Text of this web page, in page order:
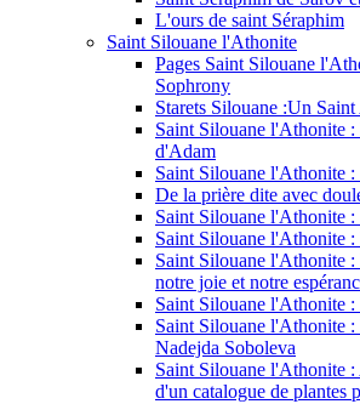
L'ours de saint Séraphim
Saint Silouane l'Athonite
Pages Saint Silouane
Sophrony
Starets Silouane :Un
Saint Silouane l'Athonite :
d'Adam
Saint Silouane l'Athonite :
De la prière dite avec
Saint Silouane l'Athonite
Saint Silouane l'Athonite
Saint Silouane l'Athonite
notre joie et notre
Saint Silouane l'Athonite :
Saint Silouane l'Athonite :
Nadejda Soboleva
Saint Silouane l'Athonite
d'un catalogue de plantes